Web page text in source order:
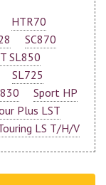
HTR70
SC870
SL850
SL725
Sport HP
Plus LST
LS T/H/V